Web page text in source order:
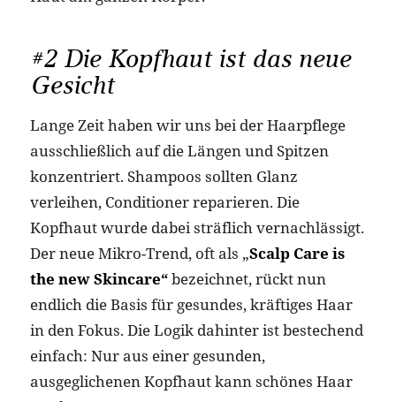
#2 Die Kopfhaut ist das neue
Gesicht
Lange Zeit haben wir uns bei der Haarpflege
ausschließlich auf die Längen und Spitzen
konzentriert. Shampoos sollten Glanz
verleihen, Conditioner reparieren. Die
Kopfhaut wurde dabei sträflich vernachlässigt.
Der neue Mikro-Trend, oft als „Scalp Care is
the new Skincare“bezeichnet, rückt nun
endlich die Basis für gesundes, kräftiges Haar
in den Fokus. Die Logik dahinter ist bestechend
einfach: Nur aus einer gesunden,
ausgeglichenen Kopfhaut kann schönes Haar